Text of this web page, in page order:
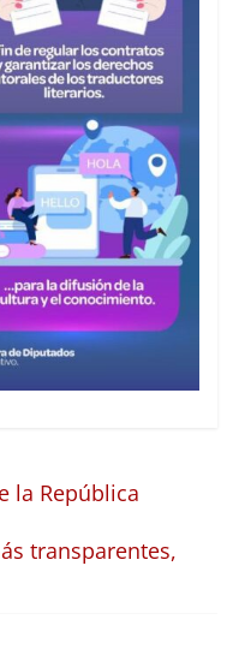
la República
transparentes,